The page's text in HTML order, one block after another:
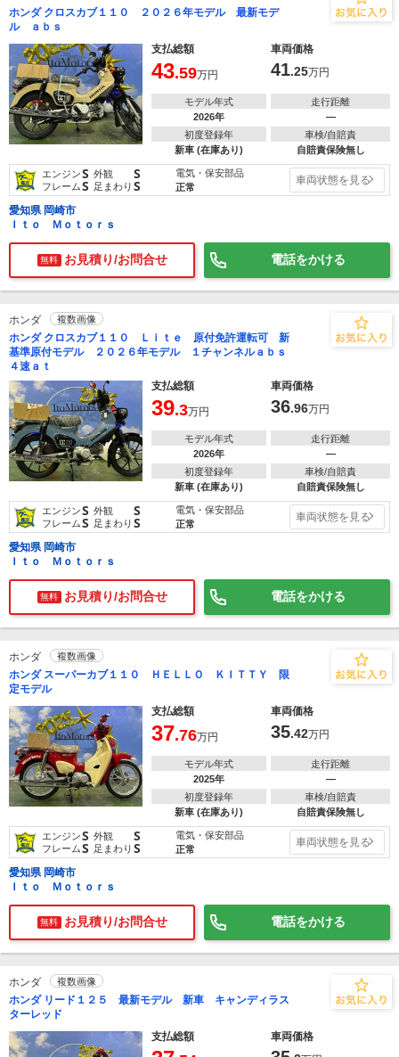
ホンダ クロスカブ１１０ ２０２６年モデル 最新モデ
ル ａｂｓ
支払総額
車両価格
43.59万円 41.25万円
モデル年式
2026年
走行距離
―
初度登録年
新車 (在庫あり)
車検/自賠責
自賠責保険無し
エンジンS 外観 S
フレームS 足まわり S
電気・保安部品
正常
車両状態を見る
愛知県 岡崎市
Ｉｔｏ Ｍｏｔｏｒｓ
無料 お見積り/お問合せ 電話をかける
ホンダ 複数画像
ホンダ クロスカブ１１０ Ｌｉｔｅ 原付免許運転可 新
基準原付モデル ２０２６年モデル １チャンネルａｂｓ
４速ａｔ
支払総額
車両価格
39.3万円 36.96万円
モデル年式
2026年
走行距離
―
初度登録年
新車 (在庫あり)
車検/自賠責
自賠責保険無し
エンジンS 外観 S
フレームS 足まわり S
電気・保安部品
正常
車両状態を見る
愛知県 岡崎市
Ｉｔｏ Ｍｏｔｏｒｓ
無料 お見積り/お問合せ 電話をかける
ホンダ 複数画像
ホンダ スーパーカブ１１０ ＨＥＬＬＯ ＫＩＴＴＹ 限
定モデル
支払総額
車両価格
37.76万円 35.42万円
モデル年式
2025年
走行距離
―
初度登録年
新車 (在庫あり)
車検/自賠責
自賠責保険無し
エンジンS 外観 S
フレームS 足まわり S
電気・保安部品
正常
車両状態を見る
愛知県 岡崎市
Ｉｔｏ Ｍｏｔｏｒｓ
無料 お見積り/お問合せ 電話をかける
ホンダ 複数画像
ホンダ リード１２５ 最新モデル 新車 キャンディラス
ターレッド
支払総額
車両価格